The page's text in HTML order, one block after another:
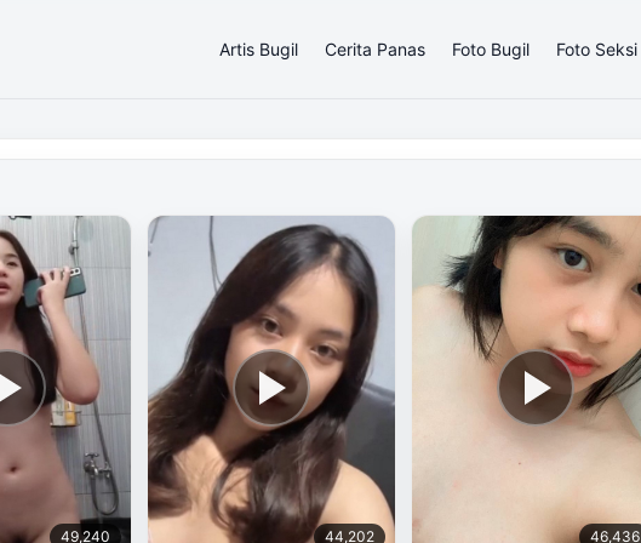
Artis Bugil Cerita Panas Foto Bugil Foto Seksi
49,240 44,202 46,436